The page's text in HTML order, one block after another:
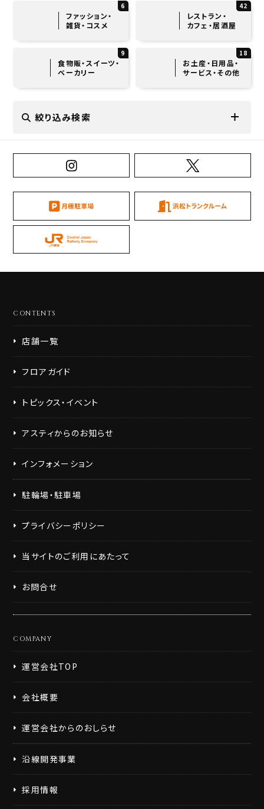
ファッション・
雑貨・コスメ
6
レストラン・
カフェ・居酒屋
42
食物販・スイーツ・
ベーカリー
9
お土産・日用品・
サービス・その他
18
絞り込み検索
和食(23)
中華・エスニック(7)
カフェ(10)
食品販売・弁当(14)
お土産(7)
ファッション(4)
利用シーン・サービスから選ぶ（複数選択可）
宴会・団体対応(12)
カウンター席有(33)
テイクアウト(26)
フリーWiFi(6)
静岡グルメ(20)
CONTENTS
店舗一覧
フロアガイド
トピックス・イベント
アスティからのお知らせ
インフォメーション
駐輪場・駐車場
プライバシーポリシー
当サイトのご利用にあたって
お問合せ
COMPANY
運営会社TOP
会社概要
運営会社からのおしらせ
沿線開発事業
採用情報